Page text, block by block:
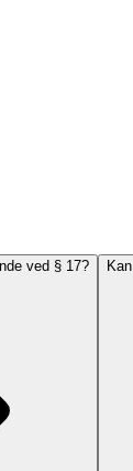
ved § 17?